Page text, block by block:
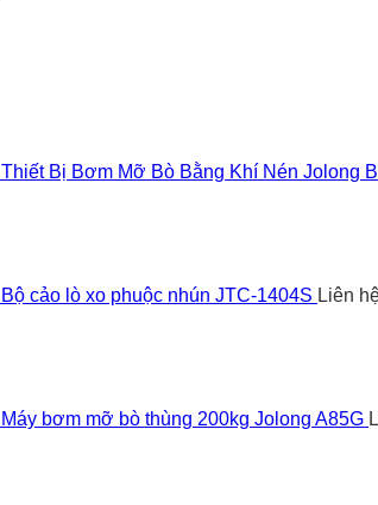
Thiết Bị Bơm Mỡ Bò Bằng Khí Nén Jolong
Bộ cảo lò xo phuộc nhún JTC-1404S Liên
Máy bơm mỡ bò thùng 200kg Jolong A85G